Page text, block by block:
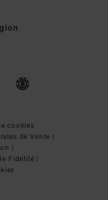
cookies
de Vente |
|
Fidélité |